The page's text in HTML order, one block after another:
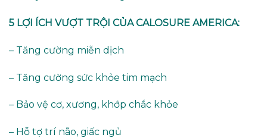
5 LỢI ÍCH VƯỢT TRỘI CỦA CALOSURE AMERICA:
– Tăng cường miễn dịch
– Tăng cường sức khỏe tim mạch
– Bảo vệ cơ, xương, khớp chắc khỏe
– Hỗ tợ trí não, giấc ngủ